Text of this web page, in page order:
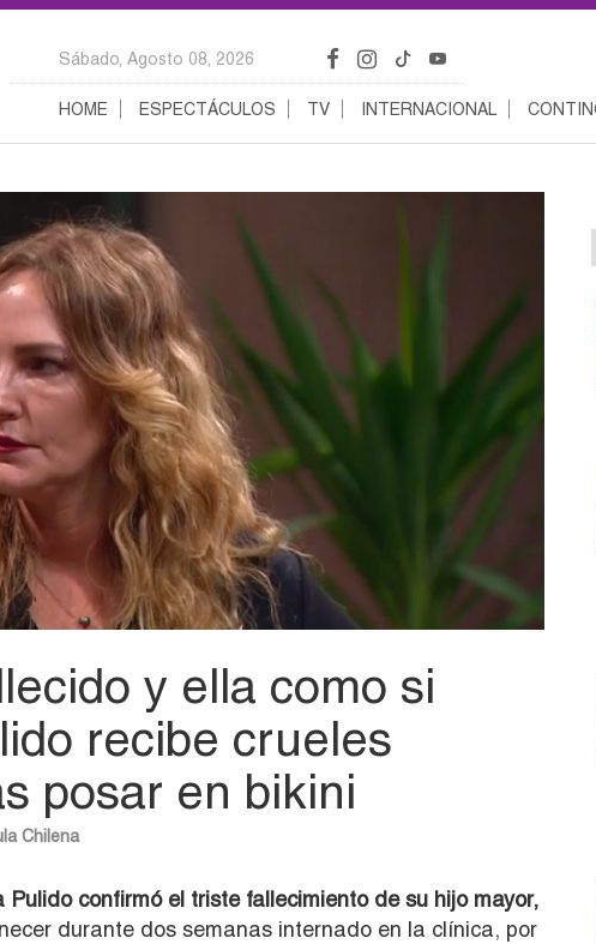
Sábado, Agosto 08, 2026
HOME ESPECTÁCULOS TV INTERNACIONAL
y ella como si
recibe crueles
posar en bikini
Chilena
Pulido confirmó el triste fallecimiento de su hijo mayor,
durante dos semanas internado en la clínica, por